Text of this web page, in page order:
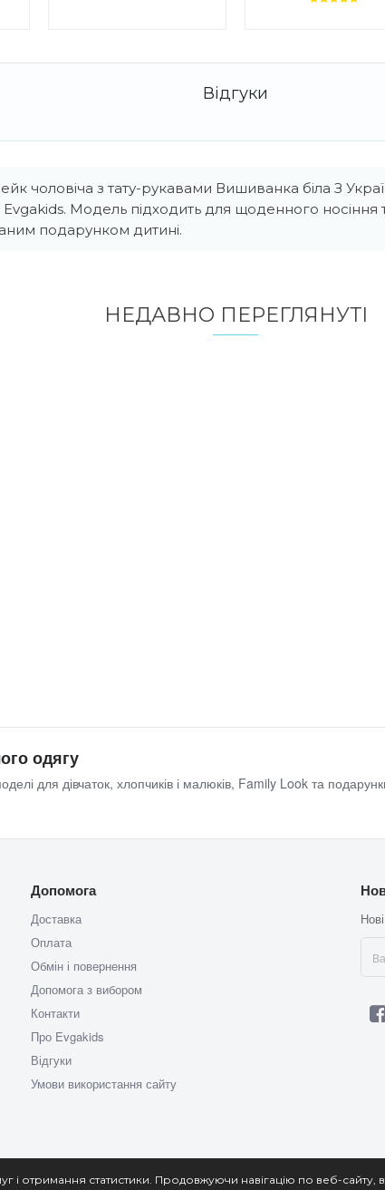
чоловіча з тату-рукавами Вишиванка біла З
Evgakids. Модель підходить для щоденного
подарунком дитині.
НЕДАВНО ПЕРЕГЛЯНУТI
одягу
для дівчаток, хлопчиків і малюків, Family Look та
Допомога
Доставка
Оплата
Обмін і повернення
Допомога з вибором
Контакти
Про Evgakids
Відгуки
Умови використання сайту
отримання статистики. Продовжуючи навігацію по веб-сайту,